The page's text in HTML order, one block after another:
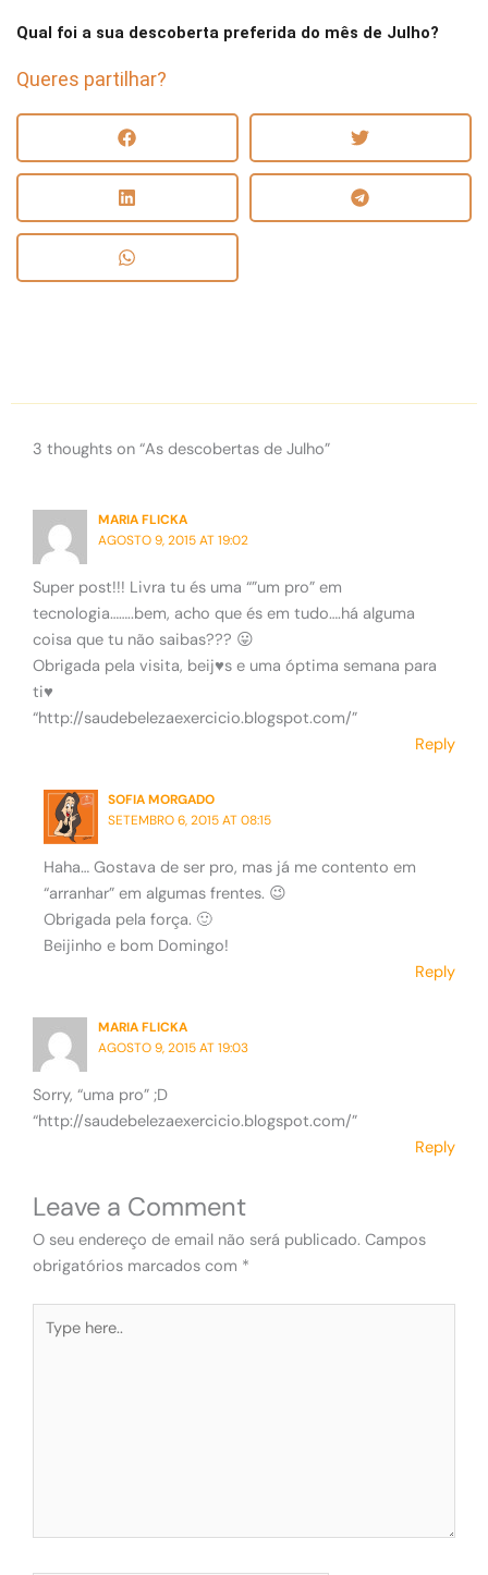
Qual foi a sua descoberta preferida do mês de Julho?
Queres partilhar?
3 thoughts on “As descobertas de Julho”
MARIA FLICKA
AGOSTO 9, 2015 AT 19:02
Super post!!! Livra tu és uma “”um pro” em
tecnologia……..bem, acho que és em tudo….há alguma
coisa que tu não saibas??? 😛
Obrigada pela visita, beij♥s e uma óptima semana para
ti♥
“http://saudebelezaexercicio.blogspot.com/”
Reply
SOFIA MORGADO
SETEMBRO 6, 2015 AT 08:15
Haha… Gostava de ser pro, mas já me contento em
“arranhar” em algumas frentes. 😉
Obrigada pela força. 🙂
Beijinho e bom Domingo!
Reply
MARIA FLICKA
AGOSTO 9, 2015 AT 19:03
Sorry, “uma pro” ;D
“http://saudebelezaexercicio.blogspot.com/”
Reply
Leave a Comment
O seu endereço de email não será publicado. Campos
obrigatórios marcados com *
here..